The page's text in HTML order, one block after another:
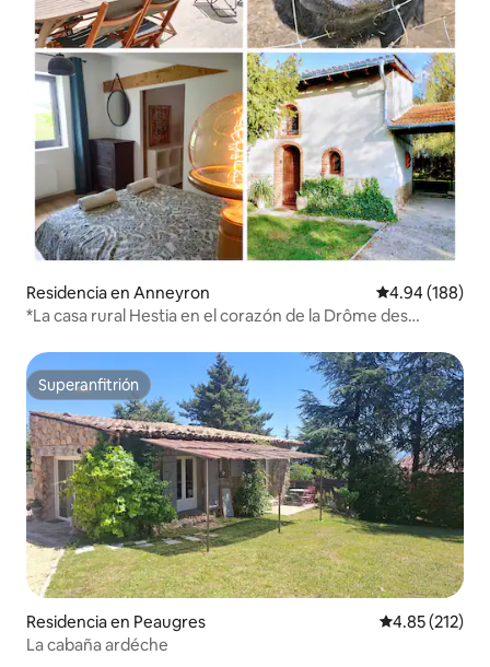
Residencia en Anneyron Calificación
4.94 (188)
*La casa rural Hestia en el corazón de la Drôme des
Superanfitrión
Superanfitrión
Residencia en Peaugres Calificación
4.85 (212)
La cabaña ardéche